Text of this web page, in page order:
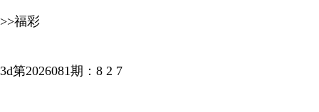
>>福彩
3d第2026081期：8 2 7